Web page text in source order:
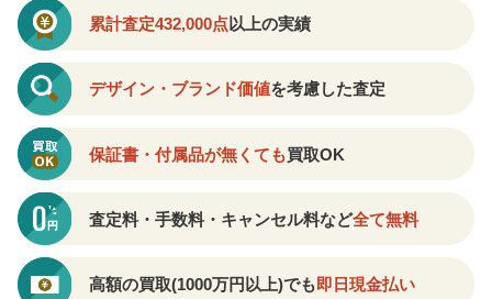
累計査定432,000点以上の実績
デザイン・ブランド価値を考慮した査定
保証書・付属品が無くても買取OK
査定料・手数料・キャンセル料など全て無料
高額の買取(1000万円以上)でも即日現金払い